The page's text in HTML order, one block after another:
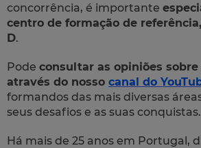
concorrência, é importante
centro de formação de
D.
Pode consultar as opiniões sobre
através do nosso canal do
formandos das mais diversas
seus desafios e as suas conquistas.
Há mais de 25 anos em Portugal,